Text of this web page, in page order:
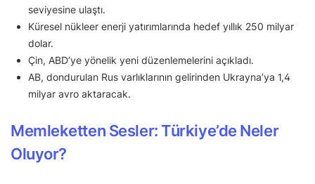
seviyesine ulaştı.
Küresel nükleer enerji yatırımlarında hedef yıllık 250 milyar
dolar.
Çin, ABD’ye yönelik yeni düzenlemelerini açıkladı.
AB, dondurulan Rus varlıklarının gelirinden Ukrayna’ya 1,4
milyar avro aktaracak.
Memleketten Sesler: Türkiye’de Neler
Oluyor?